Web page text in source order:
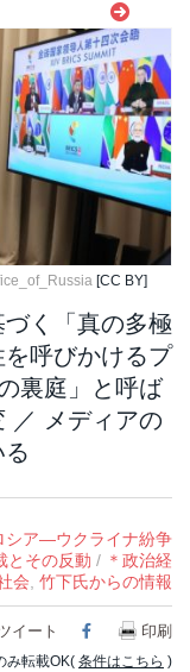
[CC BY]
く「真の多極
呼びかけるプ
裏庭」と呼ば
／ メディアの
シア―ウクライナ紛争
とその反動 / ＊政治経
会, 竹下氏からの情報
イート Facebook
印刷
み転載OK( 条件はこちら )